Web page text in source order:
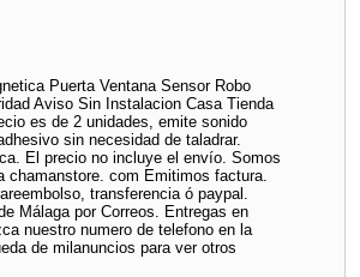
Puerta Ventana Sensor Robo
Aviso Sin Instalacion Casa Tienda
es de 2 unidades, emite sonido
sin necesidad de taladrar.
El precio no incluye el envío. Somos
chamanstore. com Emitimos factura.
transferencia ó paypal.
Málaga por Correos. Entregas en
nuestro numero de telefono en la
de milanuncios para ver otros